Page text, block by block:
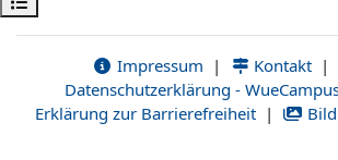
Impressum | Kontakt |
Datenschutzerklärung -
Erklärung zur Barrierefreiheit |